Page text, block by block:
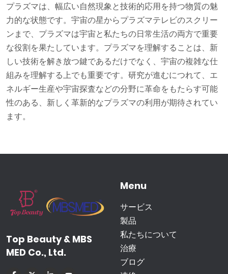
プラズマは、幅広い自然現象と技術的応用を持つ物質の魅
力的な状態です。宇宙の星からプラズマテレビのスクリー
ンまで、プラズマは宇宙と私たちの日常生活の両方で重要
な役割を果たしています。プラズマを理解することは、新
しい技術を解き放つ鍵であるだけでなく、宇宙の複雑な仕
組みを理解する上でも重要です。研究が進むにつれて、エ
ネルギー生産や宇宙探査などの分野に革命をもたらす可能
性のある、新しく革新的なプラズマの利用が期待されてい
ます。
Top Beauty & MBS
MED Co., Ltd.
Menu
サービス
製品
私たちについて
治療
ブログ